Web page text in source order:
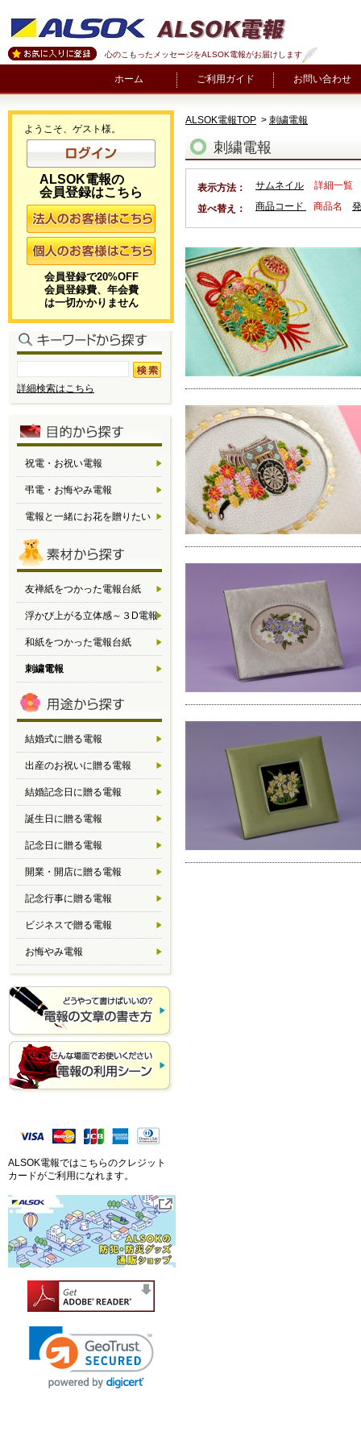
心のこもったメッセージをALSOK電報がお届けします
ホーム ご利用ガイド お問い合わせ
ALSOK電報TOP > 刺繍電報
刺繍電報
表示方法： サムネイル 詳細一覧
並べ替え： 商品コード 商品名
ようこそ、ゲスト様。
ALSOK電報の
会員登録はこちら
会員登録で20%OFF
会員登録費、年会費
は一切かかりません
詳細検索はこちら
祝電・お祝い電報
弔電・お悔やみ電報
電報と一緒にお花を贈りたい
友禅紙をつかった電報台紙
浮かび上がる立体感～３D電報
和紙をつかった電報台紙
刺繍電報
結婚式に贈る電報
出産のお祝いに贈る電報
結婚記念日に贈る電報
誕生日に贈る電報
記念日に贈る電報
開業・開店に贈る電報
記念行事に贈る電報
ビジネスで贈る電報
お悔やみ電報
ALSOK電報ではこちらのクレジット
カードがご利用になれます。